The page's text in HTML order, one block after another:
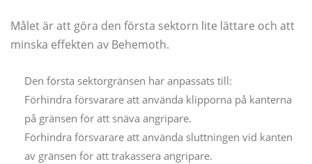
Målet är att göra den första sektorn lite lättare och att
minska effekten av Behemoth.
Den första sektorgränsen har anpassats till:
Förhindra försvarare att använda klipporna på kanterna
på gränsen för att snäva angripare.
Förhindra försvarare att använda sluttningen vid kanten
av gränsen för att trakassera angripare.